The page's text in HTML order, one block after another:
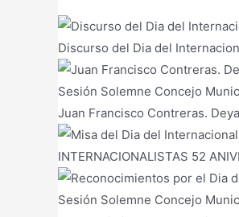
Discurso del Dia del
Sesión Solemne Concejo
Juan Francisco Contreras.
INTERNACIONALISTAS 52
Sesión Solemne Concejo